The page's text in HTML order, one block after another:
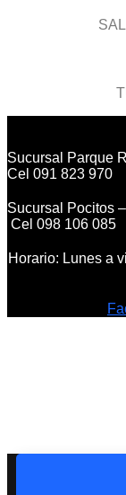
Sucursal Parque
Cel 091 823 970
Sucursal Pocitos
Cel 098 106 085
Horario: Lunes a